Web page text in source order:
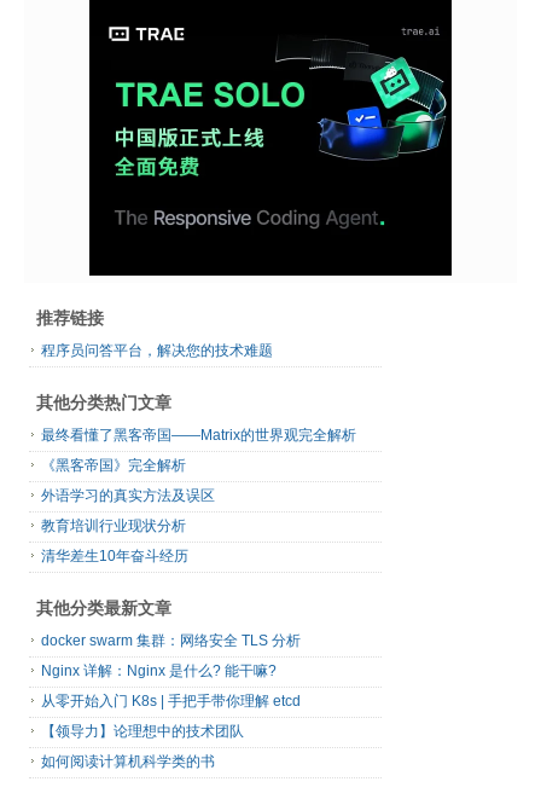
推荐链接
程序员问答平台，解决您的技术难题
其他分类热门文章
最终看懂了黑客帝国——Matrix的世界观完全解析
《黑客帝国》完全解析
外语学习的真实方法及误区
教育培训行业现状分析
清华差生10年奋斗经历
其他分类最新文章
docker swarm 集群：网络安全 TLS 分析
Nginx 详解：Nginx 是什么? 能干嘛?
从零开始入门 K8s | 手把手带你理解 etcd
【领导力】论理想中的技术团队
如何阅读计算机科学类的书